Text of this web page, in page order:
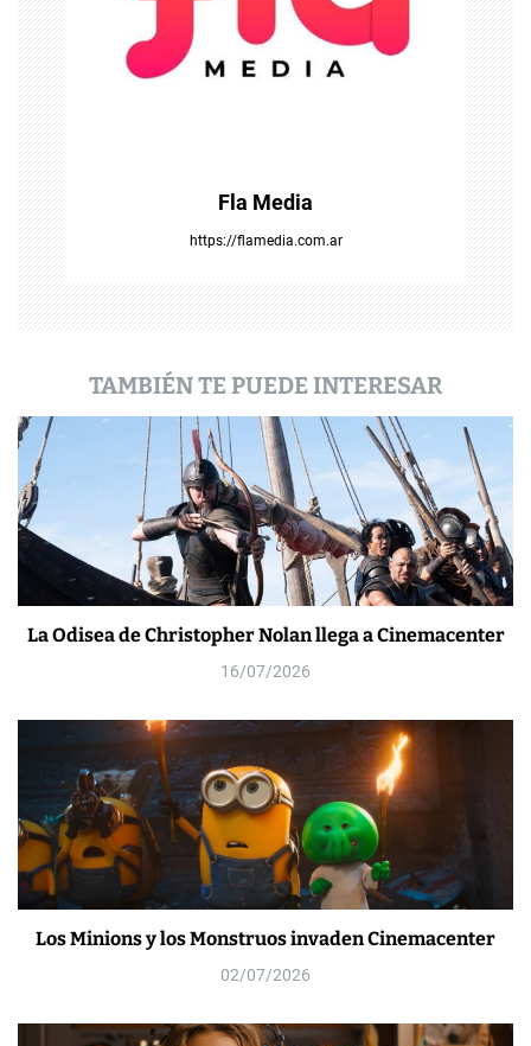
Fla Media
https://flamedia.com.ar
TAMBIÉN TE PUEDE INTERESAR
La Odisea de Christopher Nolan llega a Cinemacenter
16/07/2026
Los Minions y los Monstruos invaden Cinemacenter
02/07/2026